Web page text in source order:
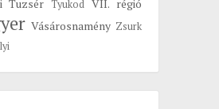
Tuzsér Tyukod VII. régió
Vásárosnamény Zsurk